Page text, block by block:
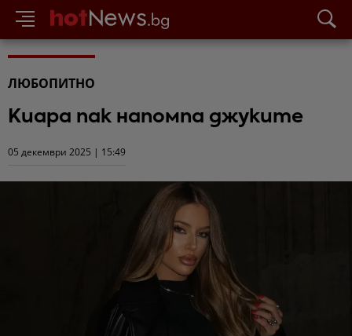
ЛЮБОПИТНО
Киара пак напомпа джуките
05 декември 2025 | 15:49